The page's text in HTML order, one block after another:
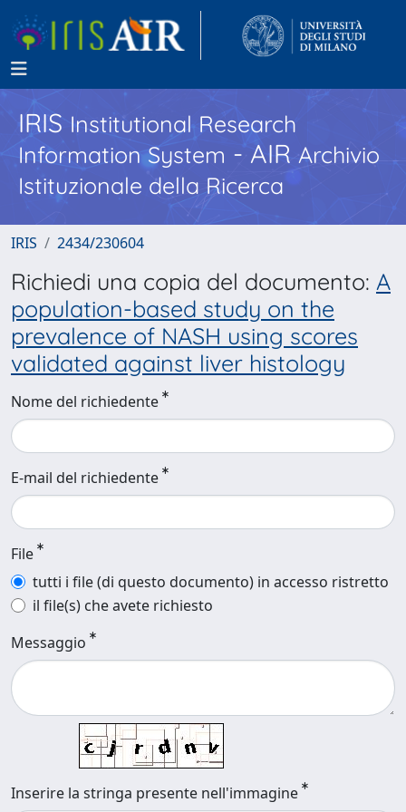
IRISInstitutional Research
Information System - AIR Archivio
Istituzionale della Ricerca
IRIS 2434/230604
Richiedi una copia del documento: A
population-based study on the
prevalence of NASH using scores
validated against liver histology
Nome del richiedente
E-mail del richiedente
File
tutti i file (di questo documento) in accesso ristretto
il file(s) che avete richiesto
Messaggio
Inserire la stringa presente nell'immagine